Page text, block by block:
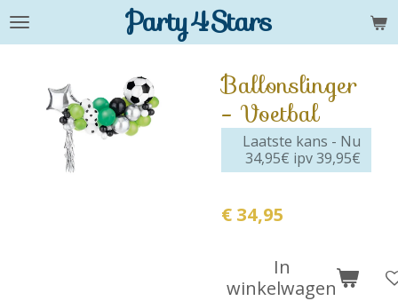
Ga
hoofdinhoud
Party4Stars
Ballonslinger
- Voetbal
Laatste kans - Nu
34,95€ ipv 39,95€
€ 34,95
In
winkelwagen